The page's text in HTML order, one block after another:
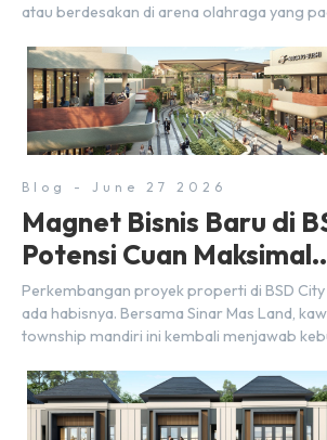
atau berdesakan di arena olahraga yang
langsung di lingkungan sekitar yang
menenangkan. Sebagai kawasan township
City terus bertransformasi menjadi area
yang sangat mendukung […]
Blog - June 27 2026
Magnet Bisnis Baru di
Potensi Cuan Maksimal
Selangkah dari Stasiun
Perkembangan proyek properti di BSD
ada habisnya. Bersama Sinar Mas Land,
township mandiri ini kembali menjawab
lewat kehadiran Wander Alley Walk. Ruko
City ini datang dengan keunggulan
sangat strategis. Letaknya menempel